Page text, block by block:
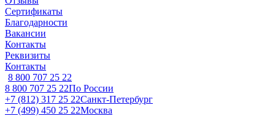
Сертификаты
Благодарности
Вакансии
Контакты
Реквизиты
Контакты
8 800 707 25 22
8 800 707 25 22По России
+7 (812) 317 25 22Санкт-Петербург
+7 (499) 450 25 22Москва